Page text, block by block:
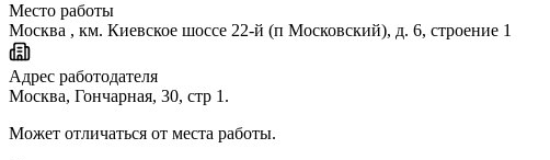
Место работы
Москва , км. Киевское шоссе 22-й (п Московский), д. 6, строение 1
Адрес работодателя
Москва, Гончарная, 30, стр 1.
Может отличаться от места работы.